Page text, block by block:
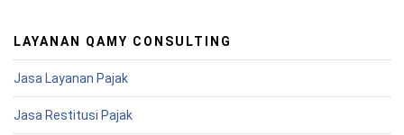
LAYANAN QAMY CONSULTING
Jasa Layanan Pajak
Jasa Restitusi Pajak